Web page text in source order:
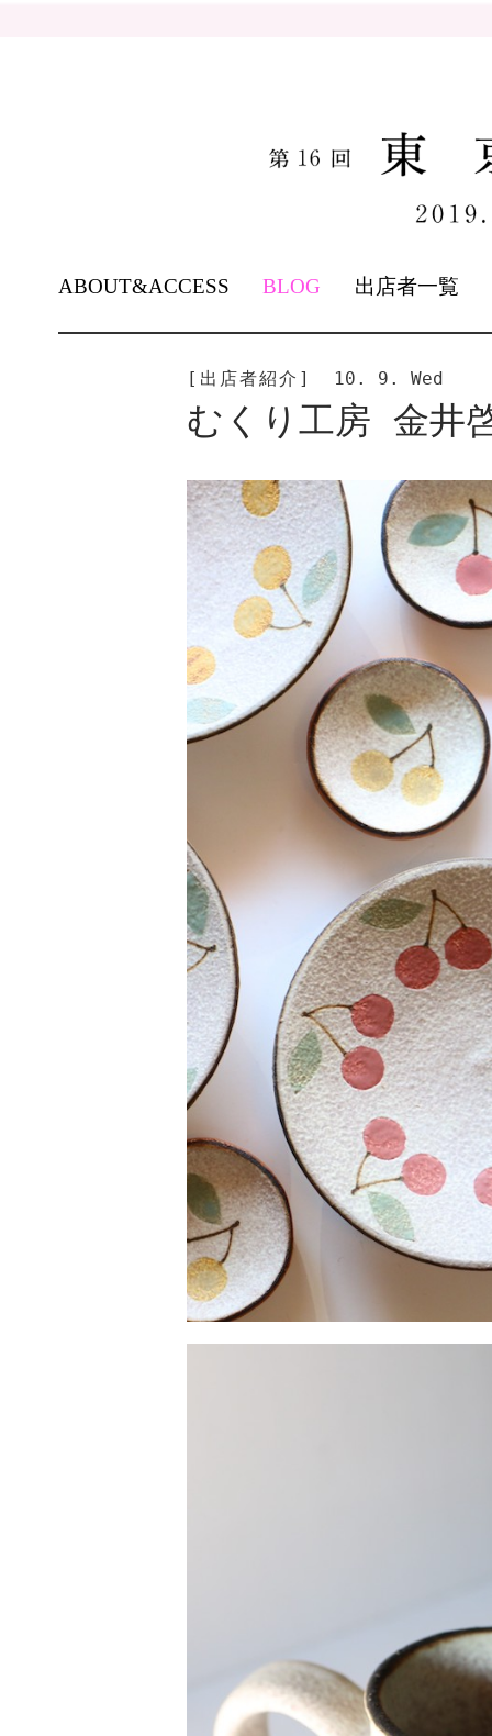
TO
CONTENT
ABOUT&ACCESS BLOG 出店者一覧
[出店者紹介] 10. 9. Wed
むくり工房 金井